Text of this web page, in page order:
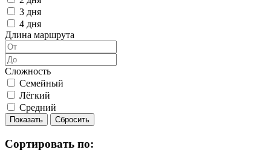
3 дня
4 дня
Длина маршрута
Сложность
Семейный
Лёгкий
Средний
Сортировать по: